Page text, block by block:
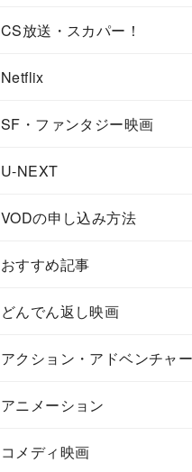
CS放送・スカパー！
Netflix
SF・ファンタジー映画
U-NEXT
VODの申し込み方法
おすすめ記事
どんでん返し映画
アクション・アドベンチャ
アニメーション
コメディ映画